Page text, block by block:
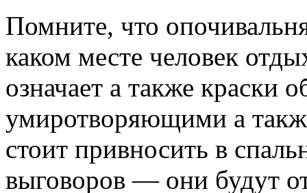
Помните, что
каком месте человек
означает а также краски
умиротворяющими а
стоит привносить в
выговоров — они будут